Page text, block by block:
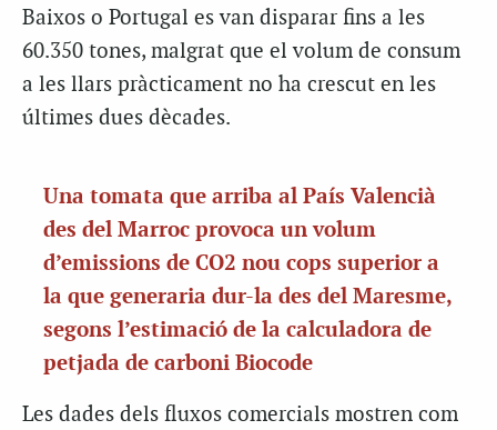
Baixos o Portugal es van disparar fins a les
60.350 tones, malgrat que el volum de consum
a les llars pràcticament no ha crescut en les
últimes dues dècades.
Una tomata que arriba al País Valencià
des del Marroc provoca un volum
d’emissions de CO2 nou cops superior a
la que generaria dur-la des del Maresme,
segons l’estimació de la calculadora de
petjada de carboni Biocode
Les dades dels fluxos comercials mostren com